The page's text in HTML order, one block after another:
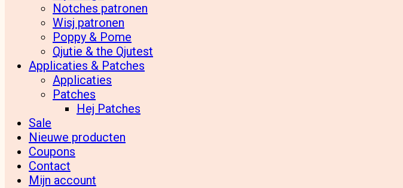
Notches patronen
Wisj patronen
Poppy & Pome
Qjutie & the Qjutest
Applicaties & Patches
Applicaties
Patches
Hej Patches
Sale
Nieuwe producten
Coupons
Contact
Mijn account